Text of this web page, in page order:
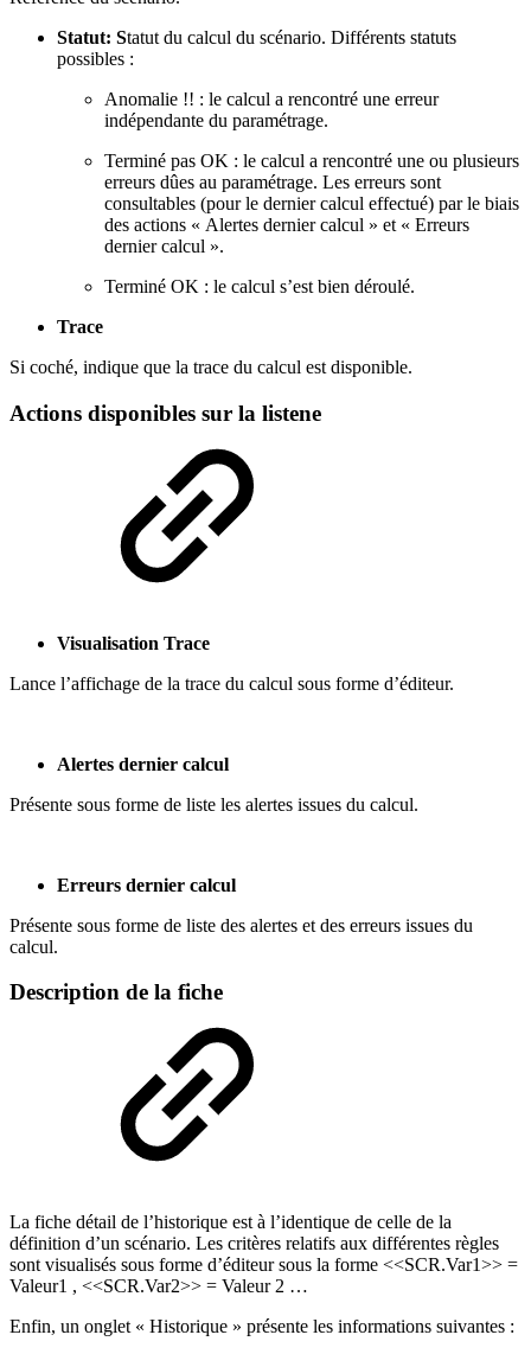
Statut: Statut du calcul du scénario. Différents statuts
possibles :
Anomalie !! : le calcul a rencontré une erreur
indépendante du paramétrage.
Terminé pas OK : le calcul a rencontré une ou plusieurs
erreurs dûes au paramétrage. Les erreurs sont
consultables (pour le dernier calcul effectué) par le biais
des actions « Alertes dernier calcul » et « Erreurs
dernier calcul ».
Terminé OK : le calcul s’est bien déroulé.
Trace
Si coché, indique que la trace du calcul est disponible.
Actions disponibles sur la listene
Visualisation Trace
Lance l’affichage de la trace du calcul sous forme d’éditeur.
Alertes dernier calcul
Présente sous forme de liste les alertes issues du calcul.
Erreurs dernier calcul
Présente sous forme de liste des alertes et des erreurs issues du
calcul.
Description de la fiche
La fiche détail de l’historique est à l’identique de celle de la
définition d’un scénario. Les critères relatifs aux différentes règles
sont visualisés sous forme d’éditeur sous la forme <<SCR.Var1>> =
Valeur1 , <<SCR.Var2>> = Valeur 2 …
Enfin, un onglet « Historique » présente les informations suivantes :